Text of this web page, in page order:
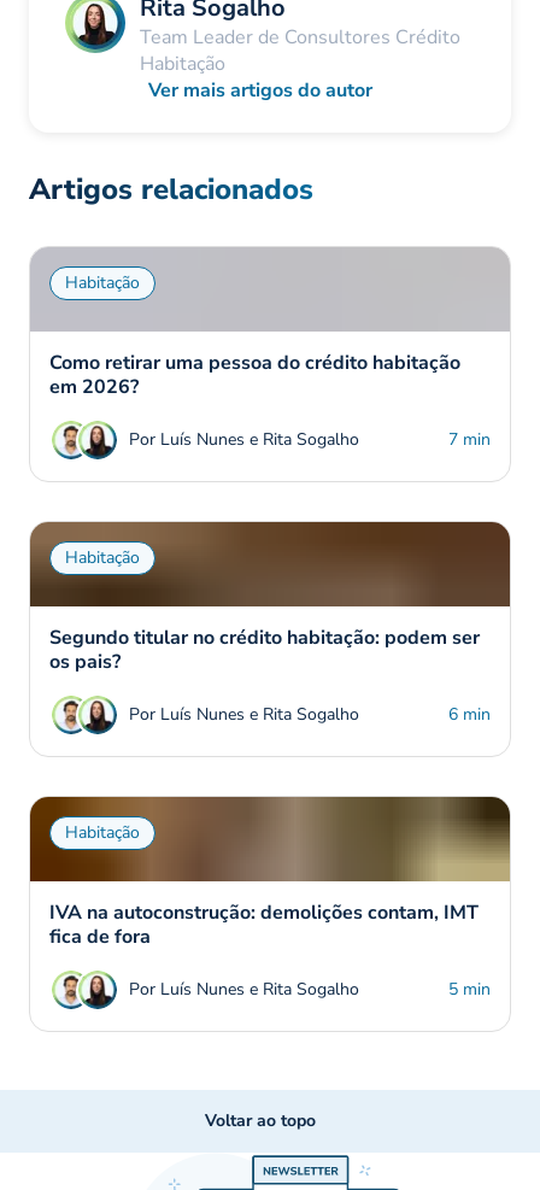
Rita Sogalho
Team Leader de Consultores Crédito
Habitação
Ver mais artigos do autor
Artigos relacionados
Habitação
Como retirar uma pessoa do crédito habitação
em 2026?
Por Luís Nunes e Rita Sogalho 7 min
Habitação
Segundo titular no crédito habitação: podem ser
os pais?
Por Luís Nunes e Rita Sogalho 6 min
Habitação
IVA na autoconstrução: demolições contam, IMT
fica de fora
Por Luís Nunes e Rita Sogalho 5 min
Voltar ao topo